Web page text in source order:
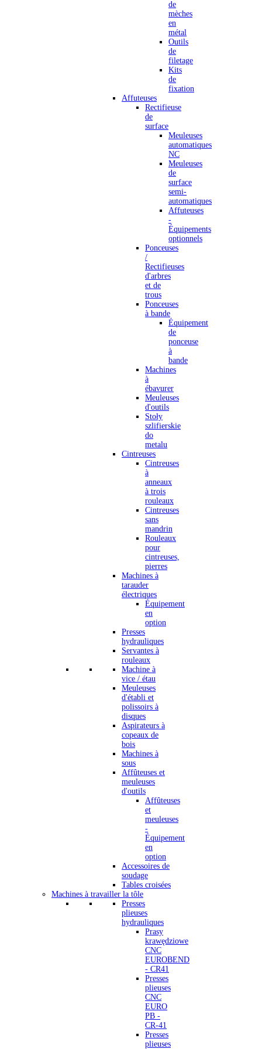
de
mèches
en
métal
Outils
de
filetage
Kits
de
fixation
Affuteuses
Rectifieuse
de
surface
Meuleuses
automatiques
NC
Meuleuses
de
surface
semi-
automatiques
Affuteuses
-
Équipements
optionnels
Ponceuses
/
Rectifieuses
d'arbres
et de
trous
Ponceuses
à bande
Équipement
de
ponceuse
à
bande
Machines
à
ébavurer
Meuleuses
d'outils
Stoły
szlifierskie
do
metalu
Cintreuses
Cintreuses
à
anneaux
à trois
rouleaux
Cintreuses
sans
mandrin
Rouleaux
pour
cintreuses,
pierres
Machines à
tarauder
électriques
Équipement
en
option
Presses
hydrauliques
Servantes à
rouleaux
Machine à
vice / étau
Meuleuses
d'établi et
polissoirs à
disques
Aspirateurs à
copeaux de
bois
Machines à
sous
Affûteuses et
meuleuses
d'outils
Affûteuses
et
meuleuses
-
Équipement
en
option
Accessoires de
soudage
Tables croisées
Machines à travailler la tôle
Presses
plieuses
hydrauliques
Prasy
krawędziowe
CNC
EUROBEND
- CR41
Presses
plieuses
CNC
EURO
PB -
CR-41
Presses
plieuses